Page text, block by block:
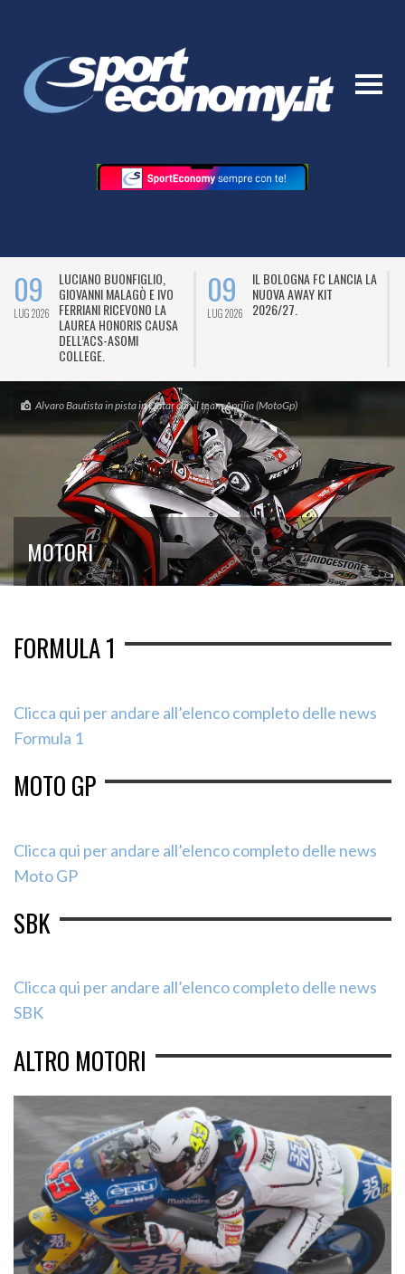
09
LUG 2026
LUCIANO BUONFIGLIO,
GIOVANNI MALAGÒ E IVO
FERRIANI RICEVONO LA
LAUREA HONORIS CAUSA
DELL’ACS-ASOMI
COLLEGE.
09
LUG 2026
IL BOLOGNA FC LANCIA LA
NUOVA AWAY KIT
2026/27.
Alvaro Bautista in pista in Qatar con il team Aprilia (MotoGp)
MOTORI
FORMULA 1
Clicca qui per andare all’elenco completo delle news
Formula 1
MOTO GP
Clicca qui per andare all’elenco completo delle news
Moto GP
SBK
Clicca qui per andare all’elenco completo delle news
SBK
ALTRO MOTORI